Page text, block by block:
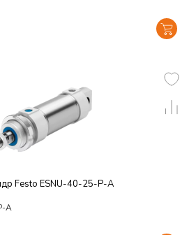
Festo ESNU-40-25-P-A
A